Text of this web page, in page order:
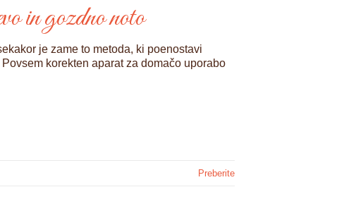
in gozdno noto
je zame to metoda, ki poenostavi
korekten aparat za domačo uporabo
Preberite